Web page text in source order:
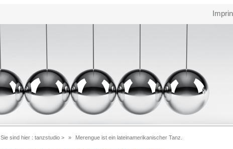
Sie sind hier : tanzstudio > Merengue ist ein lateinamerikanischer Tanz.